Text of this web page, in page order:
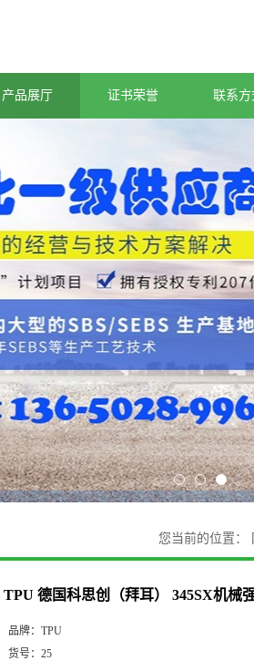
产品展厅 证书荣誉 联系方
您当前的位置：
TPU 德国科思创（拜耳） 345SX机械
品牌： TPU
货号： 25